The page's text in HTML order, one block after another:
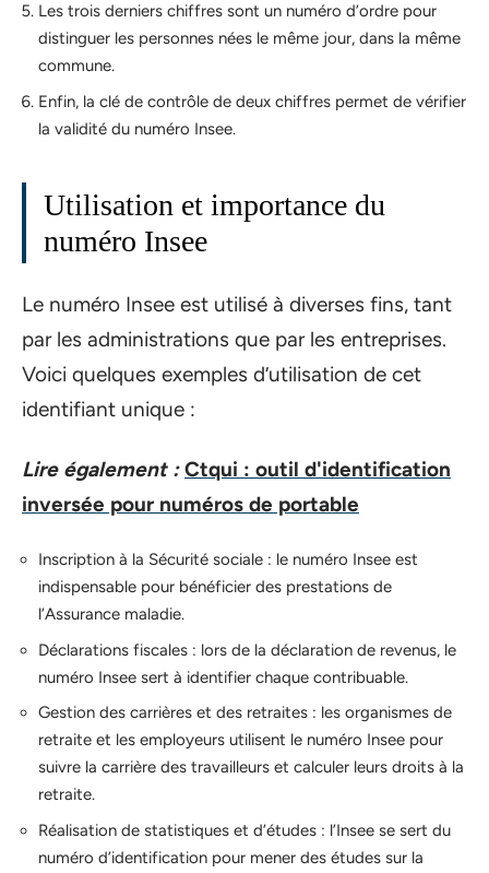
Les trois derniers chiffres sont un numéro d’ordre pour
distinguer les personnes nées le même jour, dans la même
commune.
Enfin, la clé de contrôle de deux chiffres permet de vérifier
la validité du numéro Insee.
Utilisation et importance du
numéro Insee
Le numéro Insee est utilisé à diverses fins, tant
par les administrations que par les entreprises.
Voici quelques exemples d’utilisation de cet
identifiant unique :
Lire également : Ctqui : outil d'identification
inversée pour numéros de portable
Inscription à la Sécurité sociale : le numéro Insee est
indispensable pour bénéficier des prestations de
l’Assurance maladie.
Déclarations fiscales : lors de la déclaration de revenus, le
numéro Insee sert à identifier chaque contribuable.
Gestion des carrières et des retraites : les organismes de
retraite et les employeurs utilisent le numéro Insee pour
suivre la carrière des travailleurs et calculer leurs droits à la
retraite.
Réalisation de statistiques et d’études : l’Insee se sert du
numéro d’identification pour mener des études sur la